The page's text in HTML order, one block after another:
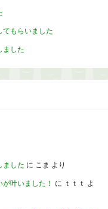
てもらいました
ました
ました に こま より
叶いました！ に ｔｔｔ よ